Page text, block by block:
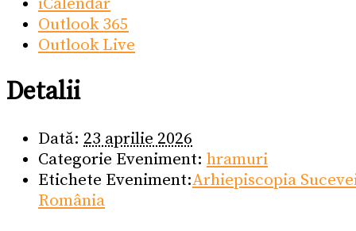
Outlook 365
Outlook Live
Detalii
Dată: 23 aprilie 2026
Categorie Eveniment: hramuri
Etichete Eveniment:Arhiepiscopia
România